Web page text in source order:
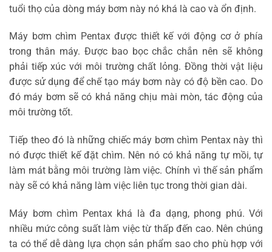
tuổi thọ của dòng máy bơm này nó khá là cao và ổn định.
Máy bơm chìm Pentax được thiết kế với động cơ ở phía
trong thân máy. Được bao bọc chắc chắn nên sẽ không
phải tiếp xúc với môi trường chất lỏng. Đồng thời vật liệu
được sử dụng để chế tạo máy bơm này có độ bền cao. Do
đó máy bơm sẽ có khả năng chịu mài mòn, tác động của
môi trường tốt.
Tiếp theo đó là những chiếc máy bơm chìm Pentax này thì
nó được thiết kế đặt chìm. Nên nó có khả năng tự mồi, tự
làm mát bằng môi trường làm việc. Chính vì thế sản phẩm
này sẽ có khả năng làm việc liên tục trong thời gian dài.
Máy bơm chìm Pentax khá là đa dạng, phong phú. Với
nhiều mức công suất làm việc từ thấp đến cao. Nên chúng
ta có thể dễ dàng lựa chọn sản phẩm sao cho phù hợp với